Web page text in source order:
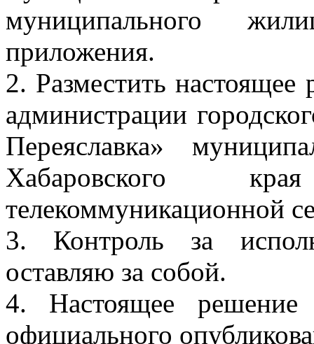
муниципального
приложения.
2. Разместить
администрации
Переяславка»
Хабаровского
телекоммуникационной
3. Контроль за
оставляю за собой.
4. Настоящее
официального